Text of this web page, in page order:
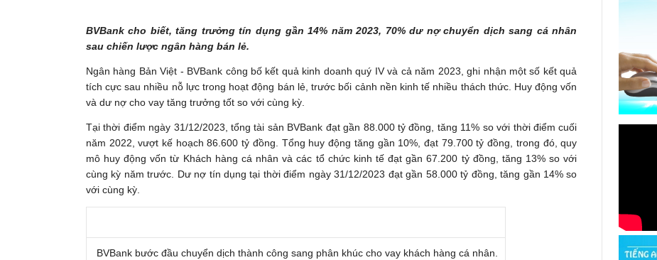
BVBank cho biết, tăng trưởng tín dụng gần 14% năm 2023, 70% dư nợ chuyển dịch sang cá nhân
sau chiến lược ngân hàng bán lẻ.
Ngân hàng Bản Việt - BVBank công bố kết quả kinh doanh quý IV và cả năm 2023, ghi nhận một số kết quả
tích cực sau nhiều nỗ lực trong hoạt động bán lẻ, trước bối cảnh nền kinh tế nhiều thách thức. Huy động vốn
và dư nợ cho vay tăng trưởng tốt so với cùng kỳ.
Tại thời điểm ngày 31/12/2023, tổng tài sản BVBank đạt gần 88.000 tỷ đồng, tăng 11% so với thời điểm cuối
năm 2022, vượt kế hoạch 86.600 tỷ đồng. Tổng huy động tăng gần 10%, đạt 79.700 tỷ đồng, trong đó, quy
mô huy động vốn từ Khách hàng cá nhân và các tổ chức kinh tế đạt gần 67.200 tỷ đồng, tăng 13% so với
cùng kỳ năm trước. Dư nợ tín dụng tại thời điểm ngày 31/12/2023 đạt gần 58.000 tỷ đồng, tăng gần 14% so
với cùng kỳ.
BVBank bước đầu chuyển dịch thành công sang phân khúc cho vay khách hàng cá nhân.